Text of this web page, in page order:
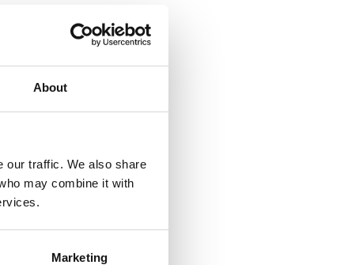
About
our traffic. We also share
may combine it with
Marketing